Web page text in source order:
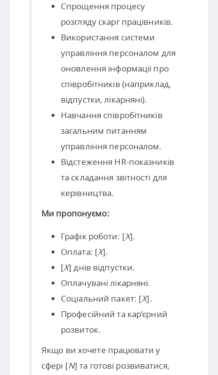
Спрощення процесу
розгляду скарг працівників.
Використання системи
управління персоналом для
оновлення інформації про
співробітників (наприклад,
відпустки, лікарняні).
Навчання співробітників
загальним питанням
управління персоналом.
Відстеження HR-показників
та складання звітності для
керівництва.
Ми пропонуємо:
Графік роботи: [X].
Оплата: [X].
[X] днів відпустки.
Оплачувані лікарняні.
Соціальний пакет: [X].
Професійний та кар’єрний
розвиток.
Якщо ви хочете працювати у
сфері [N] та готові розвиватися,